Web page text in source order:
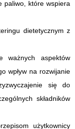
paliwo, które wspiera
dietetycznym z
ważnych aspektów
wpływ na rozwijanie
się do
składników
użytkownicy